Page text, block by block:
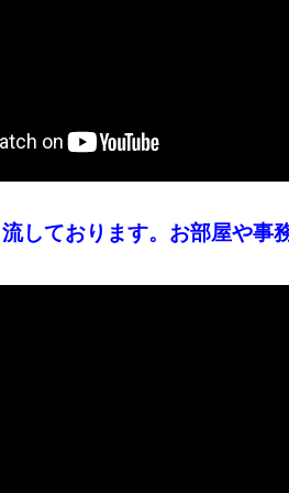
しております。お部屋や事